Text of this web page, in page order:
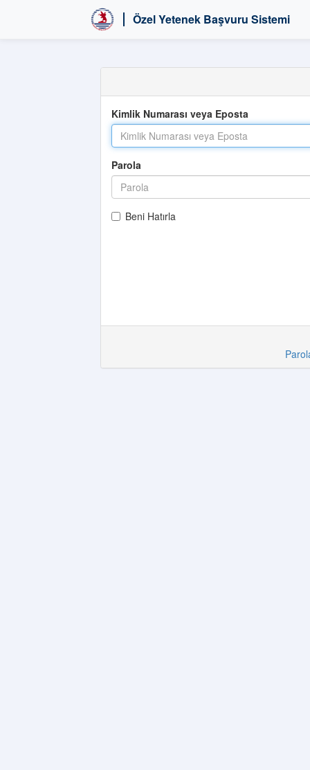
Özel Yetenek Başvuru Sistemi
Kimlik Numarası veya Eposta
Parola
Beni Hatırla